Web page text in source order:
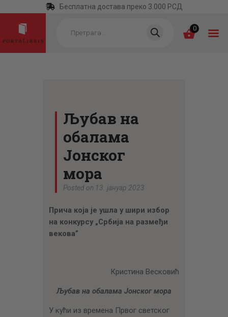
Бесплатна достава преко 3.000 РСД
search 0
НАЈПРОДАВАНИЈЕ
НОВЕ КЊИГЕ
ОТРГНУТО ОД
ЗАБОРАВА
АУТОРИ
АКТУЕЛНОСТИ
ЦЕНОВНИК
Љубав на
обалама
Јонског
мора
Posted on 13. јануар 2023
Прича која је ушла у шири избор
на конкурсу „Србија на размеђи
векова”
Кристина Весковић
Љубав на обалама Јонског мора
У кући из времена Првог светског